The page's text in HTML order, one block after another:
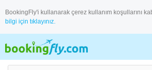
BookingFly'i kullanarak çerez kullanım koşullarını
bilgi için tıklayınız.